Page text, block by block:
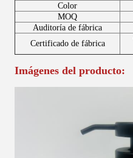
Color
MOQ
Auditoría de fábrica
Certificado de fábrica
Imágenes del producto: